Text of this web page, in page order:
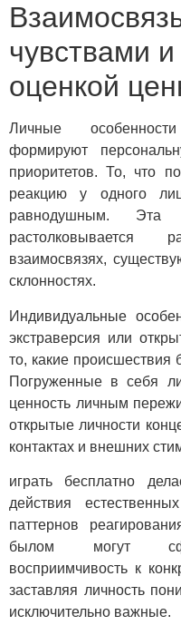
чувствами
оценкой
Личные
формируют
приоритетов. То, что
реакцию у одного
равнодушным. Эта
взаимосвязях,
склонностях.
Индивидуальные
экстраверсия или
то, какие происшествия
Погруженные в себя
ценность личным
открытые личности
контактах и внешних
играть бесплатно
действия
паттернов
былом могут
восприимчивость к
заставляя личность
исключительно важные.